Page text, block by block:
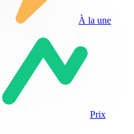
À la une
Prix